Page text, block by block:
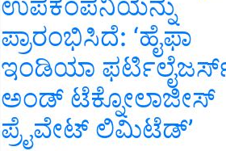
ಪ್ರಾರಂಭಿಸಿದೆ: ‘ಹೈಫಾ
ಇಂಡಿಯಾ
ಅಂಡ್ ಟೆಕ್ನೋಲಾಜೀಸ್
ಪ್ರೈವೇಟ್ ಲಿಮಿಟೆಡ್’